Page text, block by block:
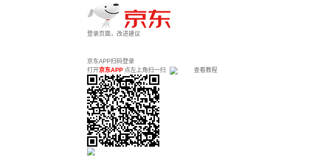
登录页面，改进建议
京东APP扫码登录
打开京东APP 点左上角扫一扫 查看教程